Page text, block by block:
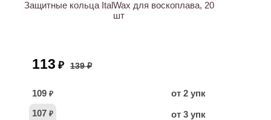
Защитные кольца ItalWax для воскоплава, 20
шт
113 ₽ 139 ₽
109 ₽
от 2 упк
107 ₽ от 3 упк